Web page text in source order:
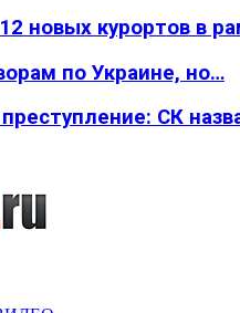
новых курортов в
по Украине, но…
СК